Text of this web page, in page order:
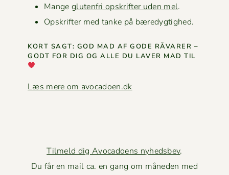
Mange gluten­fri opskrifter uden mel.
Opskrifter med tanke på bæredygtighed.
KORT SAGT: GOD MAD AF GODE RÅVAR­ER –
GODT FOR DIG OG ALLE DU LAVER MAD TIL
Læs mere om avocadoen.dk
Tilmeld dig Avocadoens nyhedsbev.
Du får en mail ca. en gang om måneden med